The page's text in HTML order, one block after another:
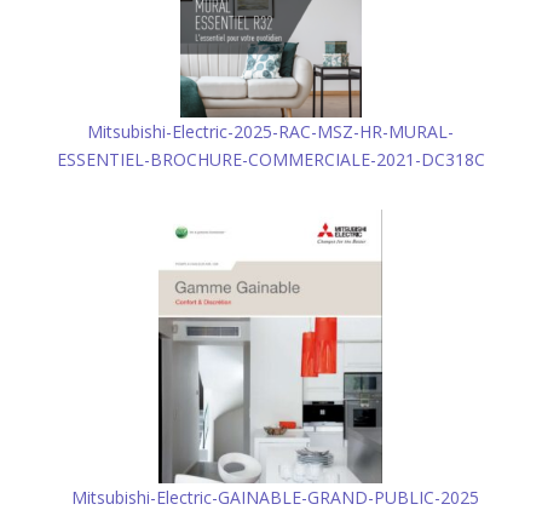
Mitsubishi-Electric-2025-RAC-MSZ-HR-MURAL-
ESSENTIEL-BROCHURE-COMMERCIALE-2021-DC318C
Mitsubishi-Electric-GAINABLE-GRAND-PUBLIC-2025